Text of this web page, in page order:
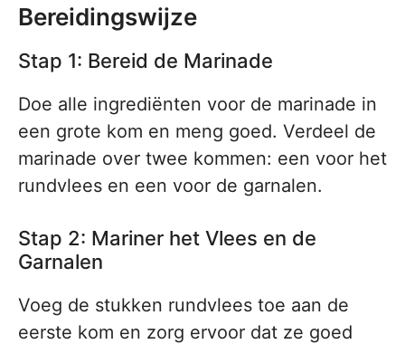
Bereidingswijze
Stap 1: Bereid de Marinade
Doe alle ingrediënten voor de marinade in
een grote kom en meng goed. Verdeel de
marinade over twee kommen: een voor het
rundvlees en een voor de garnalen.
Stap 2: Mariner het Vlees en de
Garnalen
Voeg de stukken rundvlees toe aan de
eerste kom en zorg ervoor dat ze goed